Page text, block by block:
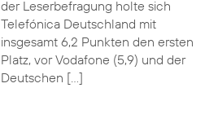
der Leserbefragung holte sich
Telefónica Deutschland mit
insgesamt 6,2 Punkten den ersten
Platz, vor Vodafone (5,9) und der
Deutschen […]